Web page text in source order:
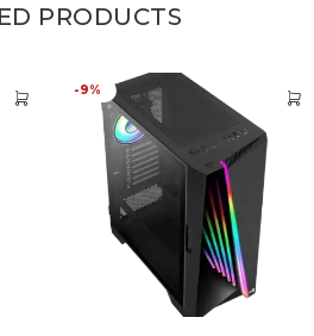
PRODUCTS
-9%